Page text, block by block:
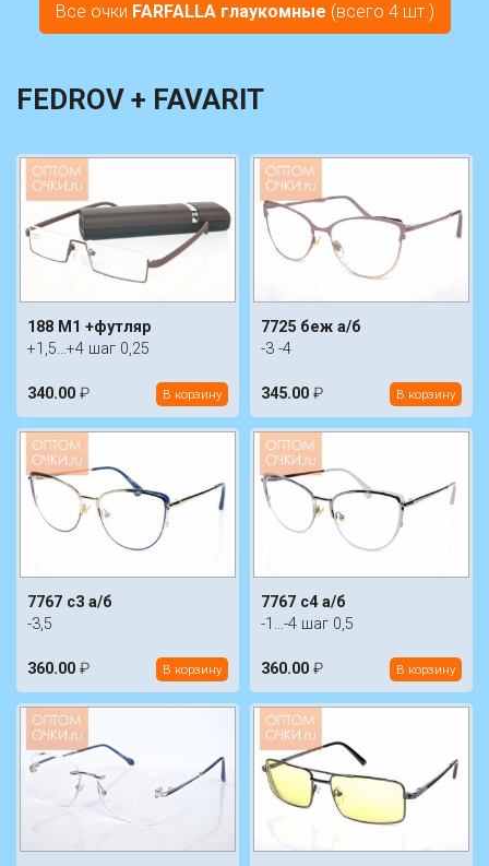
Все очки FARFALLA глаукомные (всего 4 шт.)
FEDROV + FAVARIT
188 M1 +футляр
+1,5...+4 шаг 0,25
340.00 ₽ В корзину
7725 беж а/б
-3 -4
345.00 ₽ В корзину
7767 c3 а/б
-3,5
360.00 ₽ В корзину
7767 c4 а/б
-1...-4 шаг 0,5
360.00 ₽ В корзину